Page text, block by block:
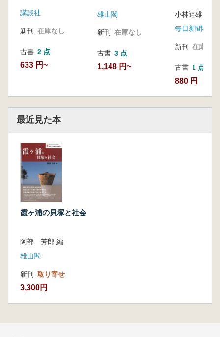
講談社
新刊 在庫なし
古書 2 点
633 円~
雄山閣
新刊 在庫なし
古書 3 点
1,148 円~
小林達雄
毎日新聞社
新刊 在庫なし
古書 1 点
880 円
最近見た本
霞ヶ浦の貝塚と社会
阿部 芳郎 編
雄山閣
新刊 取り寄せ
3,300円